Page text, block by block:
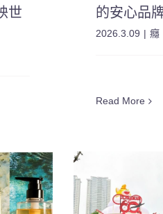
世
的安心品
2026.3.09 | 癮
Read More